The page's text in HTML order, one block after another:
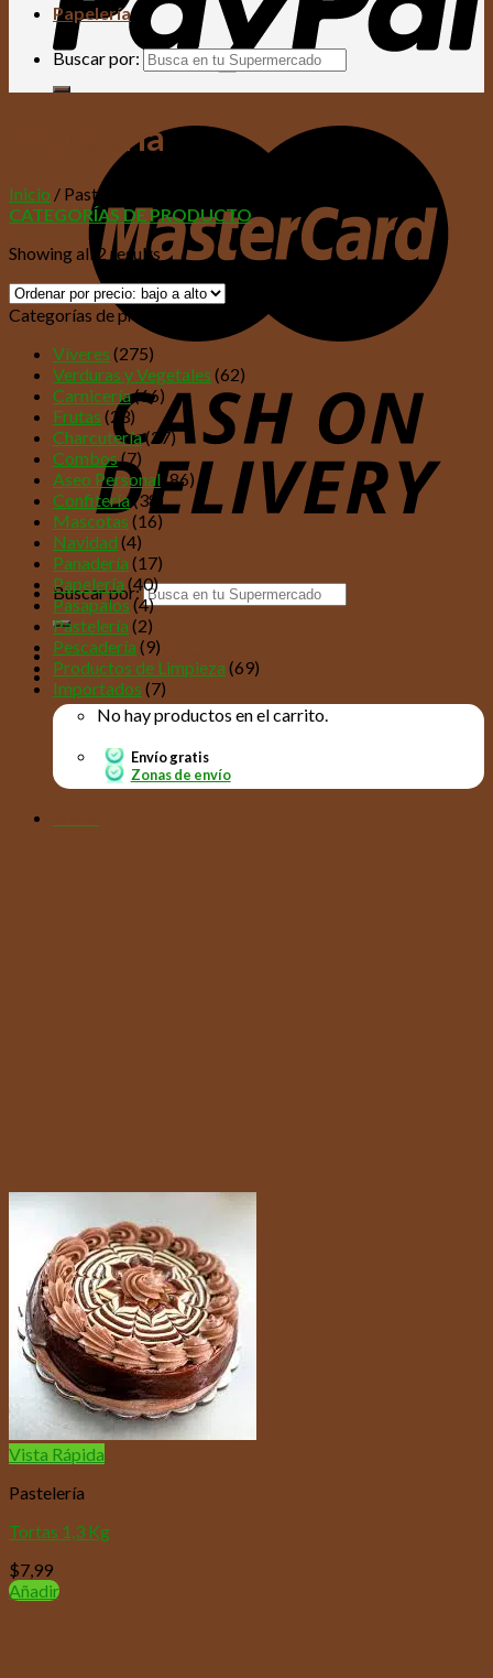
Buscar por:
Acceder / Registrarse
$0,00
No hay productos en el carrito.
Envío gratis
Zonas de envío
Papelería
Buscar por:
Pastelería
Inicio / Pastelería
CATEGORÍAS DE PRODUCTO
Showing all 2 results
Categorías de productos
Víveres (275)
Verduras y Vegetales (62)
Carnicería(66)
Frutas (23)
Charcutería(27)
Combos(7)
Aseo Personal (86)
Confitería (38)
Mascotas (16)
Navidad (4)
Panadería (17)
Papelería (40)
Pasapalos(4)
Pastelería (2)
Pescadería (9)
Productos de Limpieza (69)
Importados (7)
Vista Rápida
Pastelería
Tortas 1,3 Kg
$7,99
Añadir